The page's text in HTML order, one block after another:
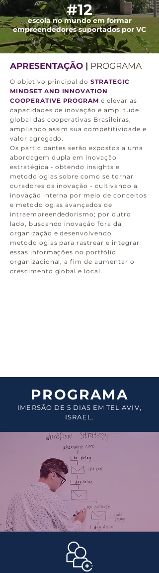
#12
escola no mundo em formar
empreendedores suportados por VC
APRESENTAÇÃO | PROGRAMA
O objetivo principal doSTRATEGIC
MINDSET AND INNOVATION
COOPERATIVE PROGRAM é elevar as
capacidades de inovação e amplitude
global das cooperativas Brasileiras,
ampliando assim sua competitividade e
valor agregado.
Os participantes serão expostos a uma
abordagem dupla em inovação
estratégica - obtendo insights e
metodologias sobre como se tornar
curadores da inovação - cultivando a
inovação interna por meio de conceitos
e metodologias avançados de
intraempreendedorismo; por outro
lado, buscando inovação fora da
organização e desenvolvendo
metodologias para rastrear e integrar
essas informações no portfólio
organizacional, a fim de aumentar o
crescimento global e local.
PROGRAMA
IMERSÃO DE 5 DIAS EM TEL AVIV,
ISRAEL.